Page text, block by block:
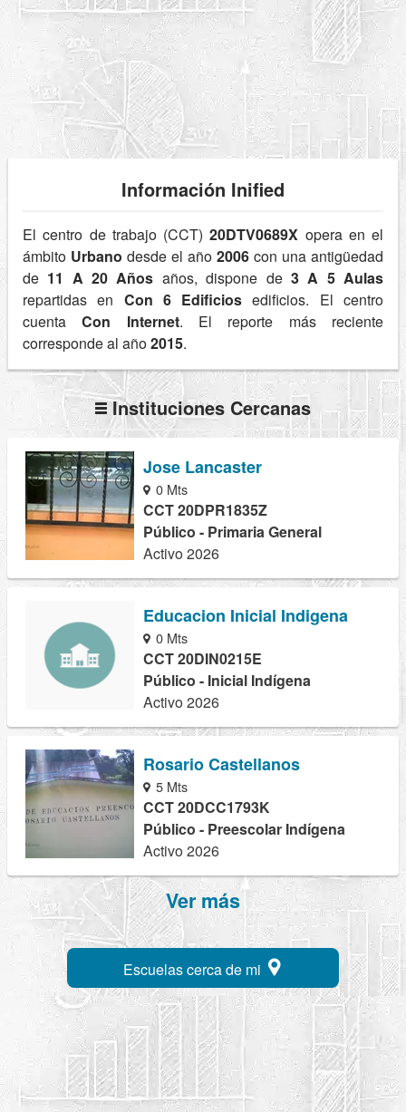
Información Inified
El centro de trabajo (CCT)20DTV0689X opera en el
ámbito Urbano desde el año 2006 con una antigüedad
de 11 A 20 Años años, dispone de 3 A 5 Aulas
repartidas en Con 6 Edificios edificios. El centro
cuentaCon Internet. El reporte más reciente
corresponde al año2015.
Instituciones Cercanas
Jose Lancaster
0 Mts
CCT 20DPR1835Z
Público - Primaria General
Activo 2026
Educacion Inicial Indigena
0 Mts
CCT 20DIN0215E
Público - Inicial Indígena
Activo 2026
Rosario Castellanos
5 Mts
CCT 20DCC1793K
Público - Preescolar Indígena
Activo 2026
Ver más
Escuelas cerca de mi